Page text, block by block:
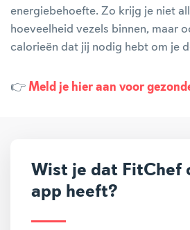
energiebehoefte. Zo krijg je niet
hoeveelheid vezels binnen, maar
calorieën dat jij nodig hebt om je
👉 Meld je hier aan voor
Wist je dat FitChef
app heeft?